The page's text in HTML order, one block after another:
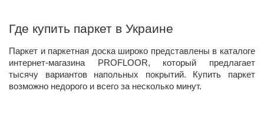
Где купить паркет в Украине
Паркет и паркетная доска широко представлены в каталоге
интернет-магазина PROFLOOR, который предлагает
тысячу вариантов напольных покрытий. Купить паркет
возможно недорого и всего за несколько минут.